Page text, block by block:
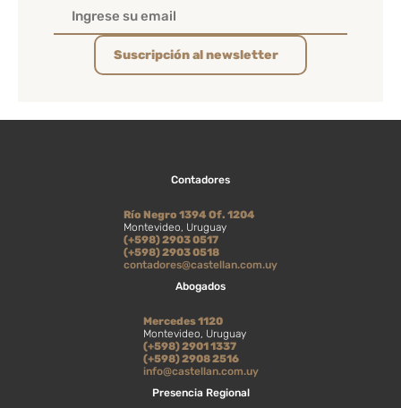
Suscripción al newsletter
Presencia Regional
Abogados
Mercedes 1120
Montevideo, Uruguay
(+598) 2901 1337
(+598) 2908 2516
info@castellan.com.uy
Contadores
Río Negro 1394 Of. 1204
Montevideo, Uruguay
(+598) 2903 0517
(+598) 2903 0518
contadores@castellan.com.uy